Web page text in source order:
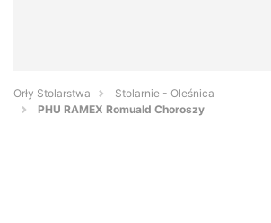
Orły Stolarstwa
Stolarnie - Oleśnica
PHU RAMEX Romuald Choroszy